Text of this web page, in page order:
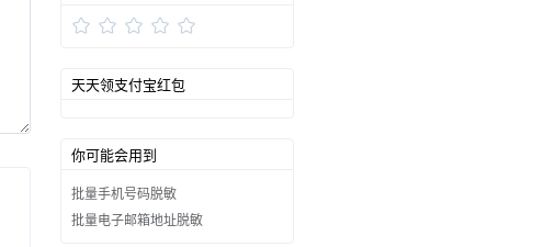
天天领支付宝红包
你可能会用到
批量手机号码脱敏
批量电子邮箱地址脱敏